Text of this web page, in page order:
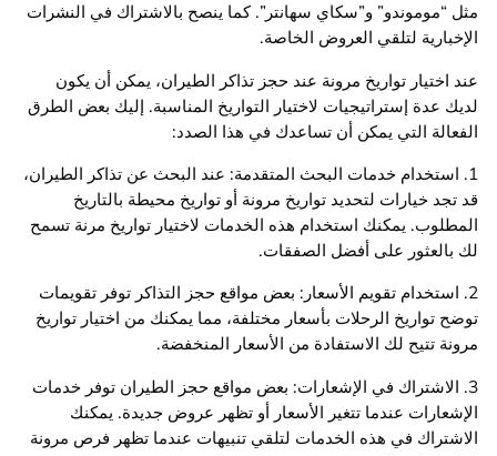
مثل “موموندو” و”سكاي سهانتر”. كما ينصح بالاشتراك في النشرات
الإخبارية لتلقي العروض الخاصة.
عند اختيار تواريخ مرونة عند حجز تذاكر الطيران، يمكن أن يكون
لديك عدة إستراتيجيات لاختيار التواريخ المناسبة. إليك بعض الطرق
الفعالة التي يمكن أن تساعدك في هذا الصدد:
1. استخدام خدمات البحث المتقدمة: عند البحث عن تذاكر الطيران،
قد تجد خيارات لتحديد تواريخ مرونة أو تواريخ محيطة بالتاريخ
المطلوب. يمكنك استخدام هذه الخدمات لاختيار تواريخ مرنة تسمح
لك بالعثور على أفضل الصفقات.
2. استخدام تقويم الأسعار: بعض مواقع حجز التذاكر توفر تقويمات
توضح تواريخ الرحلات بأسعار مختلفة، مما يمكنك من اختيار تواريخ
مرونة تتيح لك الاستفادة من الأسعار المنخفضة.
3. الاشتراك في الإشعارات: بعض مواقع حجز الطيران توفر خدمات
الإشعارات عندما تتغير الأسعار أو تظهر عروض جديدة. يمكنك
الاشتراك في هذه الخدمات لتلقي تنبيهات عندما تظهر فرص مرونة